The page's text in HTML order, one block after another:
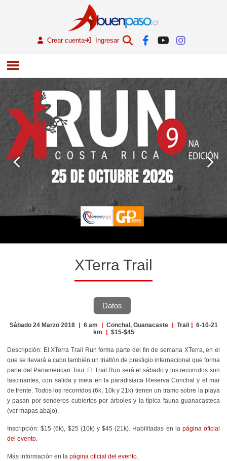
Crear cuenta Ingresar
XTerra Trail
Datos
Sábado 24 Marzo 2018 | 6 am | Conchal, Guanacaste | Trail | 6-10-21
km
| $15-$45
Descripción: El XTerra Trail Run forma parte del fin de semana XTerra, en el
que se llevará a cabo también un triatlón de prestigio internacional que forma
parte del Panamerican Tour. El Trail Run será el sábado y los recorridos son
fascinantes, con salida y meta en la paradisiaca Reserva Conchal y el mar
de frente. Todos los recorridos (6k, 10k y 21k) tienen un tramo sobre la playa
y pasan por senderos cubiertos por árboles y la típica fauna guanacasteca
(ver mapas abajo).
Inscripción: $15 (6k), $25 (10k) y $45 (21k). Habilitadas en la página oficial
del evento
Más información en la página oficial del evento.